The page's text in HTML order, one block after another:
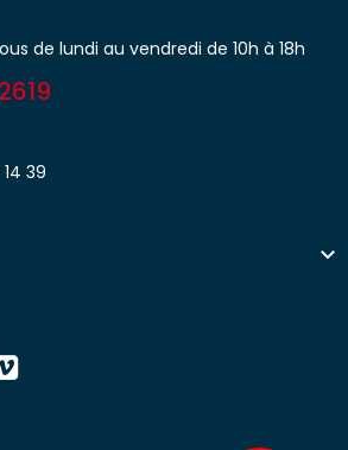
de lundi au vendredi de 10h à 18h
39
